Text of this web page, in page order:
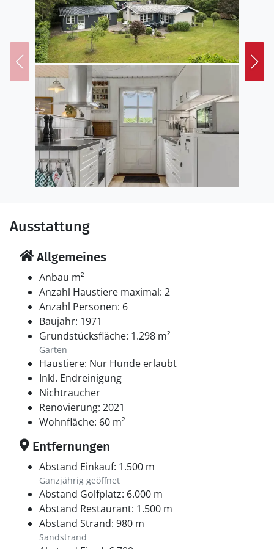
Ausstattung
Allgemeines
Anbau m²
Anzahl Haustiere maximal: 2
Anzahl Personen: 6
Baujahr: 1971
Grundstücksfläche: 1.298 m²
Garten
Haustiere: Nur Hunde erlaubt
Inkl. Endreinigung
Nichtraucher
Renovierung: 2021
Wohnfläche: 60 m²
Entfernungen
Abstand Einkauf: 1.500 m
Ganzjährig geöffnet
Abstand Golfplatz: 6.000 m
Abstand Restaurant: 1.500 m
Abstand Strand: 980 m
Sandstrand